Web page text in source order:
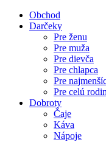
Obchod
Darčeky
Pre ženu
Pre muža
Pre dievča
Pre chlapca
Pre
Pre celú
Dobroty
Čaje
Káva
Nápoje